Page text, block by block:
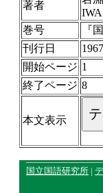
著者
巻号
『
刊行日
開始ページ 1
終了ページ 8
本文表示
国立国語研究所 |